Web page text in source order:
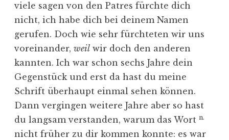
viele sagen von den Patres fürchte dich
nicht, ich habe dich bei deinem Namen
gerufen. Doch wie sehr fürchteten wir uns
voreinander, weil wir doch den anderen
kannten. Ich war schon sechs Jahre dein
Gegenstück und erst da hast du meine
Schrift überhaupt einmal sehen können.
Dann vergingen weitere Jahre aber so hast
du langsam verstanden, warum das Wort n.
nicht früher zu dir kommen konnte: es war